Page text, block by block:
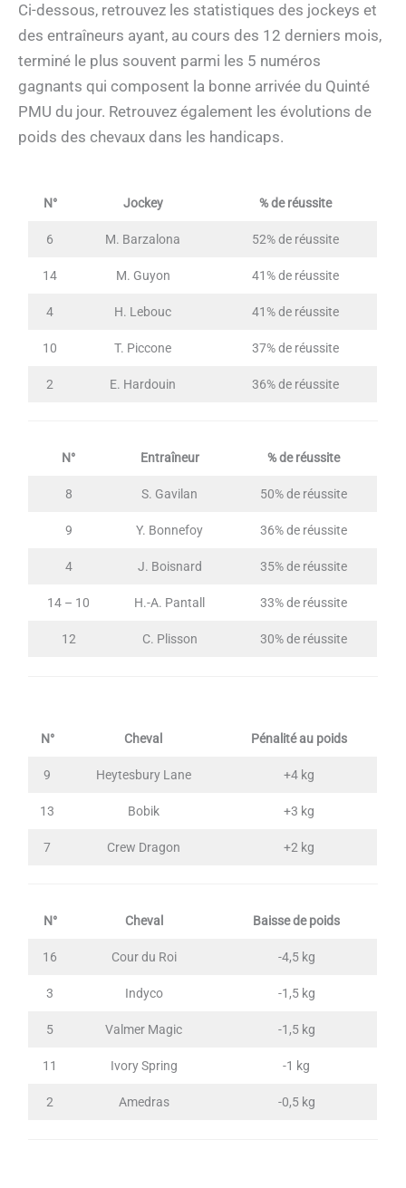
Ci-dessous, retrouvez les statistiques des jockeys et
des entraîneurs ayant, au cours des 12 derniers mois,
terminé le plus souvent parmi les 5 numéros
gagnants qui composent la bonne arrivée du Quinté
PMU du jour. Retrouvez également les évolutions de
poids des chevaux dans les handicaps.
N° Jockey % de réussite
6 M. Barzalona 52% de réussite
14 M. Guyon 41% de réussite
4 H. Lebouc 41% de réussite
10 T. Piccone 37% de réussite
2 E. Hardouin 36% de réussite
N° Entraîneur % de réussite
8 S. Gavilan 50% de réussite
9 Y. Bonnefoy 36% de réussite
4 J. Boisnard 35% de réussite
14 – 10 H.-A. Pantall 33% de réussite
12 C. Plisson 30% de réussite
N° Cheval Pénalité au poids
9 Heytesbury Lane +4 kg
13 Bobik +3 kg
7 Crew Dragon +2 kg
N° Cheval Baisse de poids
16 Cour du Roi -4,5 kg
3 Indyco -1,5 kg
5 Valmer Magic -1,5 kg
11 Ivory Spring -1 kg
2 Amedras -0,5 kg